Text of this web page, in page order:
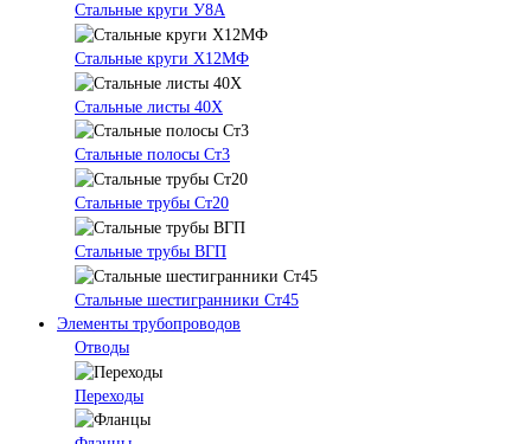
Стальные круги У8А
Стальные круги Х12МФ
Стальные листы 40Х
Стальные полосы Ст3
Стальные трубы Ст20
Стальные трубы ВГП
Стальные шестигранники Ст45
Элементы трубопроводов
Отводы
Переходы